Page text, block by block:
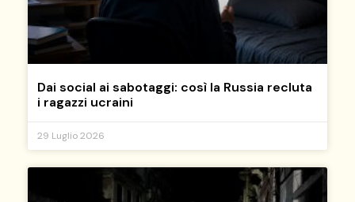
Dai social ai sabotaggi: così la Russia recluta
i ragazzi ucraini
29 Luglio 2026